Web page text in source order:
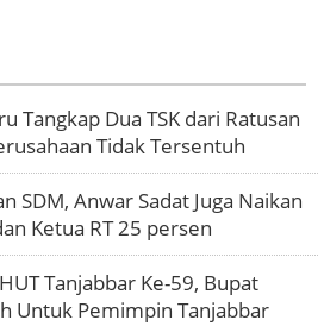
Tangkap Dua TSK dari Ratusan
Tidak Tersentuh
SDM, Anwar Sadat Juga Naikan
Ketua RT 25 persen
Tanjabbar Ke-59, Bupat
Untuk Pemimpin Tanjabbar